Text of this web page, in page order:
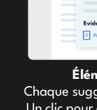
Chaque